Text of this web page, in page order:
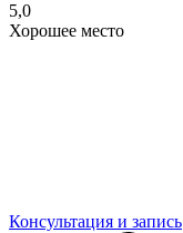
5,0
Хорошее место
Консультация и запись